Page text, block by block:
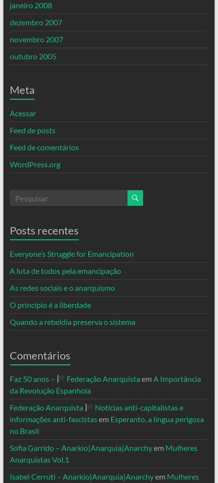
janeiro 2008
dezembro 2007
novembro 2007
outubro 2005
Meta
Acessar
Feed de posts
Feed de comentários
WordPress.org
Posts recentes
Everyone’s Struggle for Emancipation
A luta de todos pela emancipação
As redes sociais e o anarquismo
O princípio é a liberdade
Quando a rebeldia preserva o sistema
Comentários
Faz 50 anos – Federação Anarquista em A Importância
da Revolução Espanhola
Federação Anarquista
Notícias anti-capitalistas e
informações anti-fascistasem Esperanto, a língua perigosa
no Brasil
Sofia Garrido – Anarkio|Anarquia|Anarchyem Mulheres
Anarquistas Vol.1
Isabel Cerruti – Anarkio|Anarquia|Anarchyem Mulheres